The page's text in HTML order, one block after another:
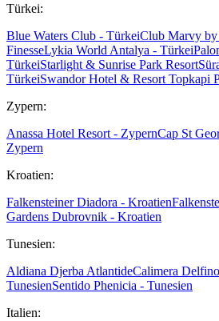
Türkei:
Blue Waters Club - TürkeiClub Marvy by
FinesseLykia World Antalya - Türkei
TürkeiStarlight & Sunrise Park Resort
TürkeiSwandor Hotel & Resort Topkapi
Zypern:
Anassa Hotel Resort - ZypernCap St
Zypern
Kroatien:
Falkensteiner Diadora - Kroatien
Gardens Dubrovnik - Kroatien
Tunesien:
Aldiana Djerba AtlantideCalimera
TunesienSentido Phenicia - Tunesien
Italien: